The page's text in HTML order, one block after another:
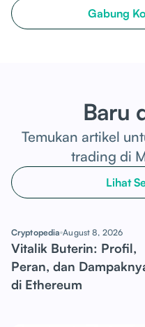
Gabung
Baru
Temukan artikel
trading di
Lihat
Cryptopedia August 8, 2026
Vitalik Buterin: Profil,
Peran, dan
di Ethereum